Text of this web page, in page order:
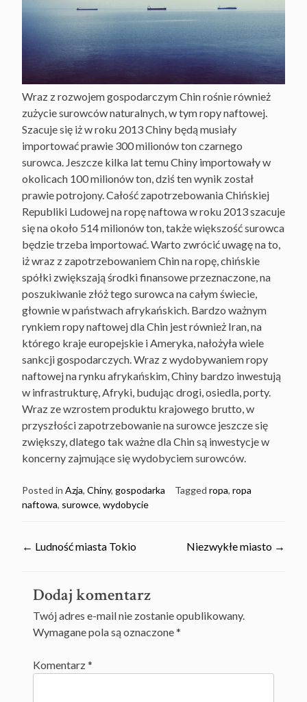
Wraz z rozwojem gospodarczym Chin rośnie również
zużycie surowców naturalnych, w tym ropy naftowej.
Szacuje się iż w roku 2013 Chiny będą musiały
importować prawie 300 milionów ton czarnego
surowca. Jeszcze kilka lat temu Chiny importowały w
okolicach 100 milionów ton, dziś ten wynik został
prawie potrojony. Całość zapotrzebowania Chińskiej
Republiki Ludowej na ropę naftowa w roku 2013 szacuje
się na około 514 milionów ton, także większość surowca
będzie trzeba importować. Warto zwrócić uwagę na to,
iż wraz z zapotrzebowaniem Chin na ropę, chińskie
spółki zwiększają środki finansowe przeznaczone, na
poszukiwanie złóż tego surowca na całym świecie,
głownie w państwach afrykańskich. Bardzo ważnym
rynkiem ropy naftowej dla Chin jest również Iran, na
którego kraje europejskie i Ameryka, nałożyła wiele
sankcji gospodarczych. Wraz z wydobywaniem ropy
naftowej na rynku afrykańskim, Chiny bardzo inwestują
w infrastrukturę, Afryki, budując drogi, osiedla, porty.
Wraz ze wzrostem produktu krajowego brutto, w
przyszłości zapotrzebowanie na surowce jeszcze się
zwiększy, dlatego tak ważne dla Chin są inwestycje w
koncerny zajmujące się wydobyciem surowców.
Posted in Azja, Chiny, gospodarka Tagged ropa, ropa
naftowa, surowce, wydobycie
Post
navigation
← Ludność miasta Tokio Niezwykłe miasto →
Dodaj komentarz
Twój adres e-mail nie zostanie opublikowany.
Wymagane pola są oznaczone*
Komentarz*